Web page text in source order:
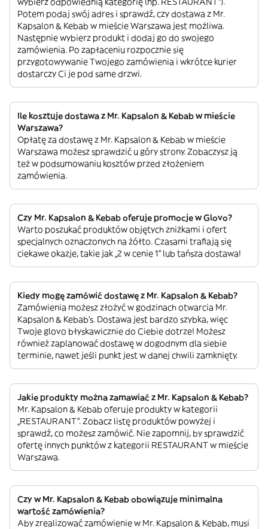
Potem podaj swój adres i sprawdź, czy dostawa z Mr.
Kapsalon & Kebab w mieście Warszawa jest możliwa.
Następnie wybierz produkt i dodaj go do swojego
zamówienia. Po zapłaceniu rozpocznie się
przygotowywanie Twojego zamówienia i wkrótce kurier
dostarczy Ci je pod same drzwi.
Ile kosztuje dostawa z Mr. Kapsalon & Kebab w mieście
Warszawa?
Opłatę za dostawę z Mr. Kapsalon & Kebab w mieście
Warszawa możesz sprawdzić u góry strony. Zobaczysz ją
też w podsumowaniu kosztów przed złożeniem
zamówienia.
Czy Mr. Kapsalon & Kebab oferuje promocje w Glovo?
Warto poszukać produktów objętych zniżkami i ofert
specjalnych oznaczonych na żółto. Czasami trafiają się
ciekawe okazje, takie jak „2 w cenie 1” lub tańsza dostawa!
Kiedy mogę zamówić dostawę z Mr. Kapsalon & Kebab?
Zamówienia możesz złożyć w godzinach otwarcia Mr.
Kapsalon & Kebab’s. Dostawa jest bardzo szybka, więc
Twoje glovo błyskawicznie do Ciebie dotrze! Możesz
również zaplanować dostawę w dogodnym dla siebie
terminie, nawet jeśli punkt jest w danej chwili zamknięty.
Jakie produkty można zamawiać z Mr. Kapsalon & Kebab?
Mr. Kapsalon & Kebab oferuje produkty w kategorii
„RESTAURANT”. Zobacz listę produktów powyżej i
sprawdź, co możesz zamówić. Nie zapomnij, by sprawdzić
ofertę innych punktów z kategorii RESTAURANT w mieście
Warszawa.
Czy w Mr. Kapsalon & Kebab obowiązuje minimalna
wartość zamówienia?
Aby zrealizować zamówienie w Mr. Kapsalon & Kebab, musi